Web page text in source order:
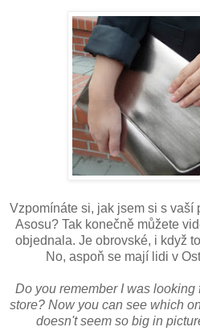
Vzpomínáte si, jak jsem si s vaší
Asosu? Tak konečně můžete
objednala. Je obrovské, i když
No, aspoň se mají lidi v
Do you remember I was looking
store? Now you can see which
doesn't seem so big in